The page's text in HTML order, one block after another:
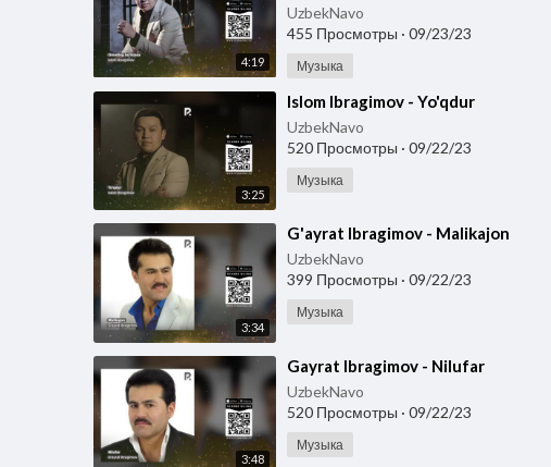
4:19
UzbekNavo
455 Просмотры · 09/23/23
Музыка
3:25
⁣Islom Ibragimov - Yo'qdur
UzbekNavo
520 Просмотры · 09/22/23
Музыка
3:34
⁣G'ayrat Ibragimov - Malikajon
UzbekNavo
399 Просмотры · 09/22/23
Музыка
3:48
⁣Gayrat Ibragimov - Nilufar
UzbekNavo
520 Просмотры · 09/22/23
Музыка